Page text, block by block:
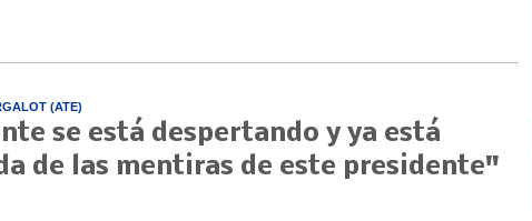
(ATE)
se está despertando y ya está
de las mentiras de este presidente"